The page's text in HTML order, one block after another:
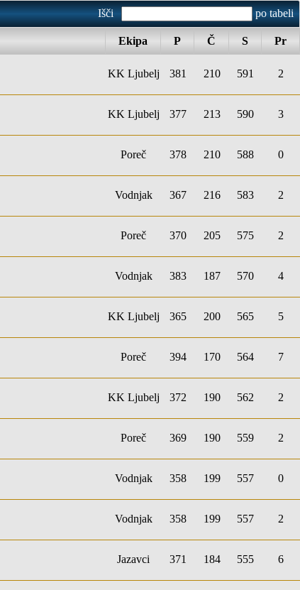
Išči po tabeli
Ekipa P Č S Pr
KK Ljubelj 381 210 591 2
KK Ljubelj 377 213 590 3
Poreč 378 210 588 0
Vodnjak 367 216 583 2
Poreč 370 205 575 2
Vodnjak 383 187 570 4
KK Ljubelj 365 200 565 5
Poreč 394 170 564 7
KK Ljubelj 372 190 562 2
Poreč 369 190 559 2
Vodnjak 358 199 557 0
Vodnjak 358 199 557 2
Jazavci 371 184 555 6